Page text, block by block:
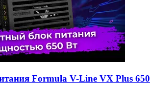
Formula V-Line VX Plus 650